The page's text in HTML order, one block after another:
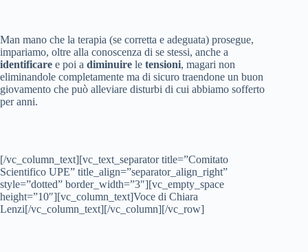
Man mano che la terapia (se corretta e adeguata) prosegue,
impariamo, oltre alla conoscenza di se stessi, anche a
identificare e poi a diminuire le tensioni, magari non
eliminandole completamente ma di sicuro traendone un buon
giovamento che può alleviare disturbi di cui abbiamo sofferto
per anni.
[/vc_column_text][vc_text_separator title=”Comitato
Scientifico UPE” title_align=”separator_align_right”
style=”dotted” border_width=”3″][vc_empty_space
height=”10″][vc_column_text]Voce di Chiara
Lenzi[/vc_column_text][/vc_column][/vc_row]